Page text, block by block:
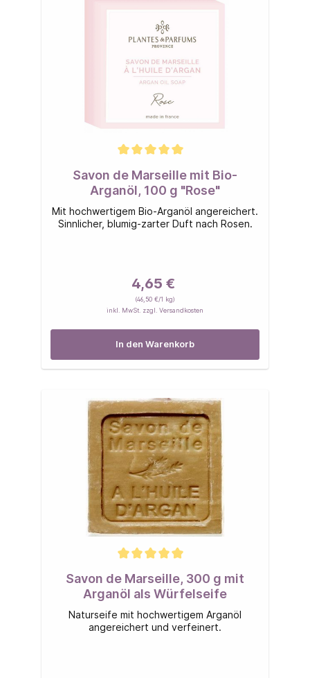
Savon de Marseille mit Bio-
Arganöl, 100 g "Rose"
Mit hochwertigem Bio-Arganöl angereichert.
Sinnlicher, blumig-zarter Duft nach Rosen.
4,65 €
(46,50 €/1 kg)
inkl. MwSt. zzgl. Versandkosten
In den Warenkorb
Savon de Marseille, 300 g mit
Arganöl als Würfelseife
Naturseife mit hochwertigem Arganöl
angereichert und verfeinert.